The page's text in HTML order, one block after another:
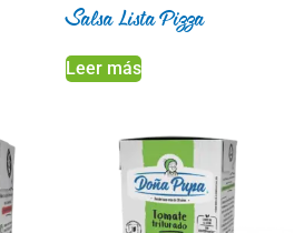
Salsa Lista Pizza
Leer más